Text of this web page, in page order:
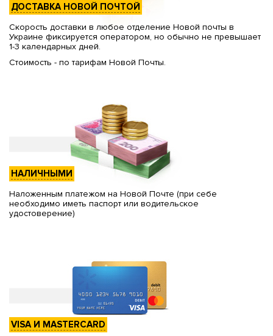
ДОСТАВКА НОВОЙ ПОЧТОЙ
Скорость доставки в любое отделение Новой почты в
Украине фиксируется оператором, но обычно не превышает
1-3 календарных дней.
Стоимость - по тарифам Новой Почты.
НАЛИЧНЫМИ
Наложенным платежом на Новой Почте (при себе
необходимо иметь паспорт или водительское
удостоверение)
VISA И MASTERCARD